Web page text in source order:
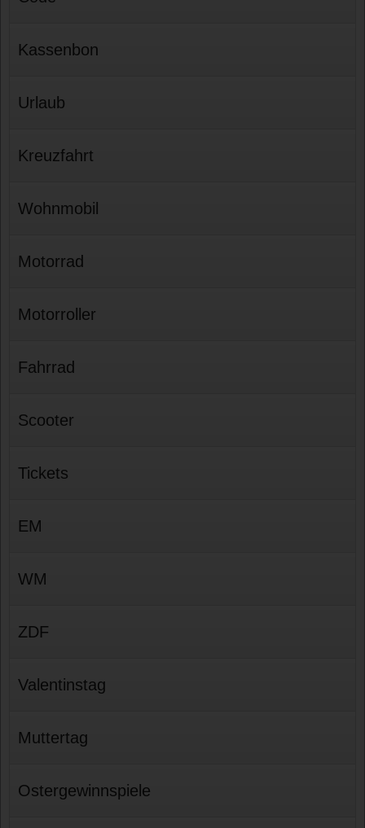
Kassenbon
Urlaub
Kreuzfahrt
Wohnmobil
Motorrad
Motorroller
Fahrrad
Scooter
Tickets
EM
WM
ZDF
Valentinstag
Muttertag
Ostergewinnspiele